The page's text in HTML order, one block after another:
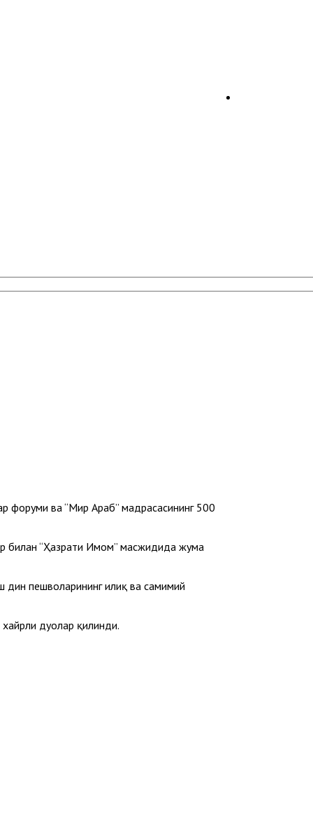
форуми ва “Мир Араб” мадрасасининг 500
билан “Ҳазрати Имом” масжидида жума
дин пешволарининг илиқ ва самимий
дуолар қилинди.